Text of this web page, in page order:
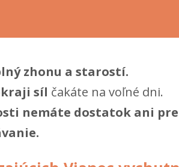
zhonu a starostí.
síl čakáte na voľné dni.
nemáte dostatok ani pre